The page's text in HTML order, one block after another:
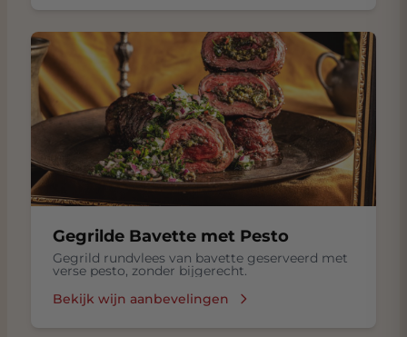
Gegrilde Bavette met Pesto
Gegrild rundvlees van bavette geserveerd met
verse pesto, zonder bijgerecht.
Bekijk wijn aanbevelingen